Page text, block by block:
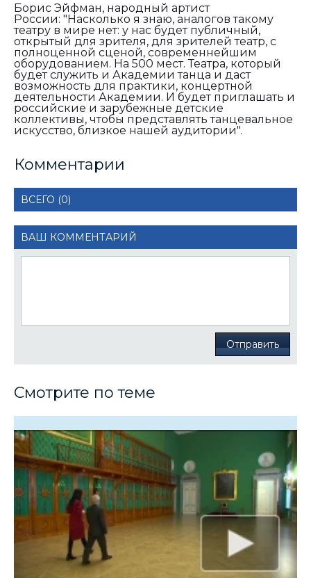
Борис Эйфман, народный артист
России: "Насколько я знаю, аналогов такому
театру в мире нет: у нас будет публичный,
открытый для зрителя, для зрителей театр, с
полноценной сценой, современнейшим
оборудованием. На 500 мест. Театра, который
будет служить и Академии танца и даст
возможность для практики, концертной
деятельности Академии. И будет приглашать и
российские и зарубежные детские
коллективы, чтобы представлять танцевальное
искусство, близкое нашей аудитории".
Комментарии
ВСЕГО (0)
ВАШ КОММЕНТАРИЙ
Отправить
Смотрите по теме